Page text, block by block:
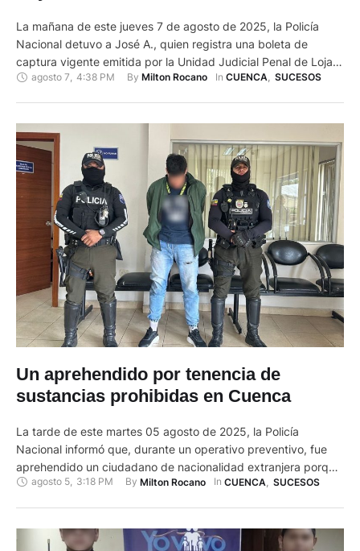
La mañana de este jueves 7 de agosto de 2025, la Policía
Nacional detuvo a José A., quien registra una boleta de
captura vigente emitida por la Unidad Judicial Penal de Loja.
La aprehensión se realizó en el sector la Y de Sayausí, salida
agosto 7 4:38 PM By Milton Rocano In CUENCA, SUCESOS
Un aprehendido por tenencia de
sustancias prohibidas en Cuenca
La tarde de este martes 05 agosto de 2025, la Policía
Nacional informó que, durante un operativo preventivo, fue
aprehendido un ciudadano de nacionalidad extranjera porque
tenía sustancias sujetas a fiscalización. El hecho ocurrió en la
agosto 5, 3:18 PM By Milton Rocano In CUENCA SUCESOS